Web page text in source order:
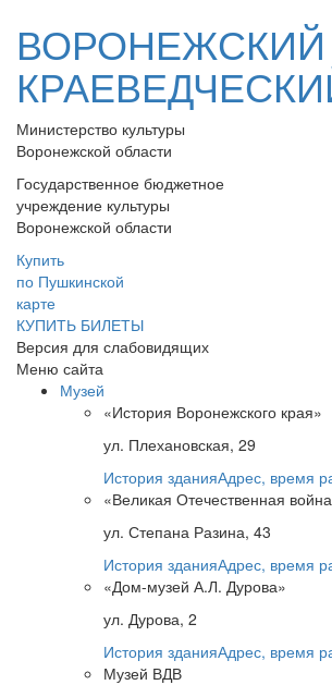
Министерство культуры
Воронежской области
Государственное бюджетное
учреждение культуры
Воронежской области
Купить
по Пушкинской
карте
КУПИТЬ БИЛЕТЫ
Версия для слабовидящих
Меню сайта
Музей
«История Воронежского края»
ул. Плехановская, 29
История зданияАдрес, время
«Великая Отечественная
ул. Степана Разина, 43
История зданияАдрес, время
«Дом-музей А.Л. Дурова»
ул. Дурова, 2
История зданияАдрес, время
Музей ВДВ